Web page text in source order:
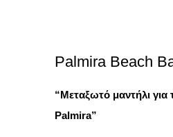
Palmira Beach
“Μεταξωτό μαντήλι για
Palmira”